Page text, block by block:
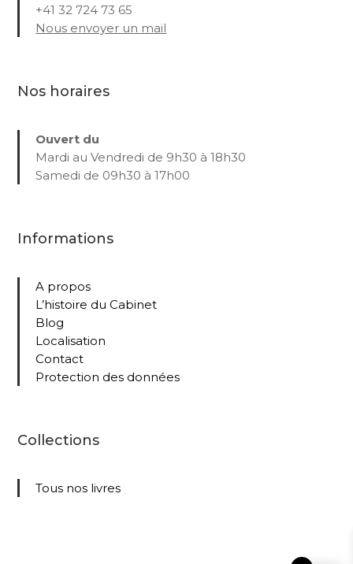
+41 32 724 73 65
Nous envoyer un mail
Nos horaires
Ouvert du
Mardi au Vendredi de 9h30 à 18h30
Samedi de 09h30 à 17h00
Informations
A propos
L’histoire du Cabinet
Blog
Localisation
Contact
Protection des données
Collections
Tous nos livres